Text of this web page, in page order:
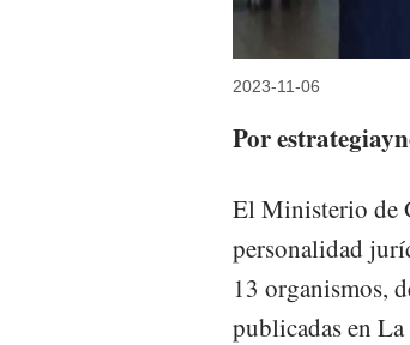
2023-11-06
Por
El Ministerio de
personalidad
13 organismos,
publicadas en La